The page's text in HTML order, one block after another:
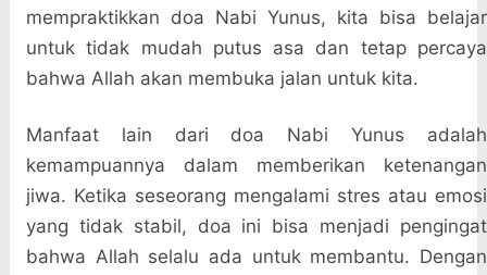
mempraktikkan doa Nabi Yunus, kita bisa belajar
untuk tidak mudah putus asa dan tetap percaya
bahwa Allah akan membuka jalan untuk kita.
Manfaat lain dari doa Nabi Yunus adalah
kemampuannya dalam memberikan ketenangan
jiwa. Ketika seseorang mengalami stres atau emosi
yang tidak stabil, doa ini bisa menjadi pengingat
bahwa Allah selalu ada untuk membantu. Dengan